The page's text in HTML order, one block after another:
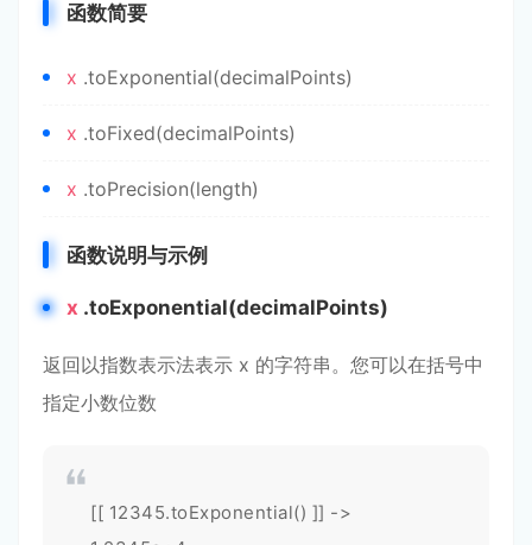
函数简要
x .toExponential(decimalPoints)
x .toFixed(decimalPoints)
x .toPrecision(length)
函数说明与示例
x .toExponential(decimalPoints)
返回以指数表示法表示 x 的字符串。您可以在括号中
指定小数位数
[[ 12345.toExponential() ]] ->